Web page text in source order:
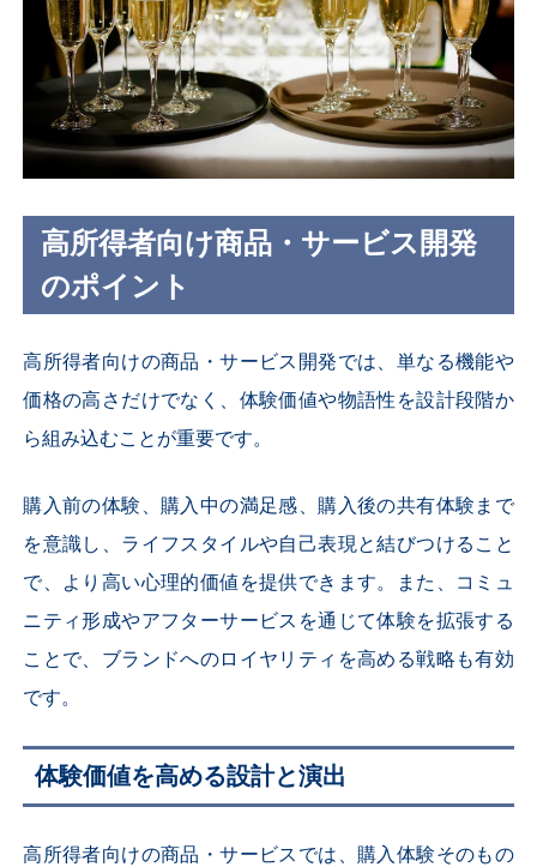
高所得者向け商品・サービス開発
のポイント
高所得者向けの商品・サービス開発では、単なる機能や
価格の高さだけでなく、体験価値や物語性を設計段階か
ら組み込むことが重要です。
購入前の体験、購入中の満足感、購入後の共有体験まで
を意識し、ライフスタイルや自己表現と結びつけること
で、より高い心理的価値を提供できます。また、コミュ
ニティ形成やアフターサービスを通じて体験を拡張する
ことで、ブランドへのロイヤリティを高める戦略も有効
です。
体験価値を高める設計と演出
高所得者向けの商品・サービスでは、購入体験そのもの